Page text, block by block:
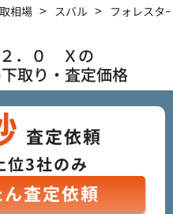
相場 > スバル > フォレスタ
２．０ Ｘの
取り・査定価格
査定依頼
位3社のみ
査定依頼